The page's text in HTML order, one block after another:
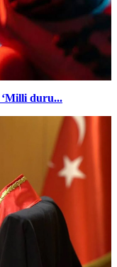
‘Milli duru...